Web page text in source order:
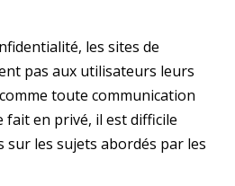
les sites de
pas aux utilisateurs leurs
toute communication
en privé, il est difficile
sur les sujets abordés par les